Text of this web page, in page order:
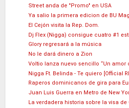
Street anda de "Promo" en USA
Ya salio la primera edicion de BU
El Cejón visita la Rep. Dom.
Dj Flex (Nigga) consigue cuatro #1
Glory regresará a la música
No le dará dinero a Zion
Voltio lanza nuevo sencillo “Un amor
Nigga Ft. Belinda - Te quiero [Official
Raperos dominicanos de gira para
Juan Luis Guerra en Metro de New
La verdadera historia sobre la visa de